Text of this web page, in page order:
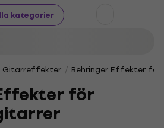
kategorier
Gitarreffekter Behringer Effekter
för